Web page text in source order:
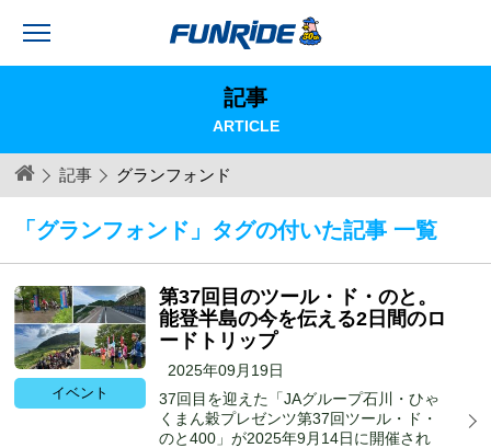
記事
ARTICLE
記事 グランフォンド
「グランフォンド」タグの付いた記事 一覧
イベント
第37回目のツール・ド・のと。
能登半島の今を伝える2日間のロ
ードトリップ
2025年09月19日
37回目を迎えた「JAグループ石川・ひゃ
くまん穀プレゼンツ第37回ツール・ド・
のと400」が2025年9月14日に開催され